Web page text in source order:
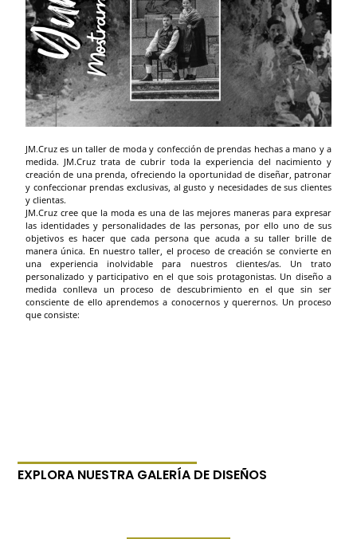
JM.Cruz es un taller de moda y confección de prendas hechas a mano y a
medida. JM.Cruz trata de cubrir toda la experiencia del nacimiento y
creación de una prenda, ofreciendo la oportunidad de diseñar, patronar
y confeccionar prendas exclusivas, al gusto y necesidades de sus clientes
y clientas.
JM.Cruz cree que la moda es una de las mejores maneras para expresar
las identidades y personalidades de las personas, por ello uno de sus
objetivos es hacer que cada persona que acuda a su taller brille de
manera única. En nuestro taller, el proceso de creación se convierte en
una experiencia inolvidable para nuestros clientes/as. Un trato
personalizado y participativo en el que sois protagonistas. Un diseño a
medida conlleva un proceso de descubrimiento en el que sin ser
consciente de ello aprendemos a conocernos y querernos. Un proceso
que consiste:
EXPLORA NUESTRA GALERÍA DE DISEÑOS